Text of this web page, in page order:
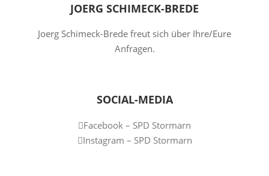
JOERG SCHIMECK-BREDE
Joerg Schimeck-Brede freut sich über Ihre/Eure
Anfragen.
SOCIAL-MEDIA
Facebook – SPD Stormarn
Instagram – SPD Stormarn